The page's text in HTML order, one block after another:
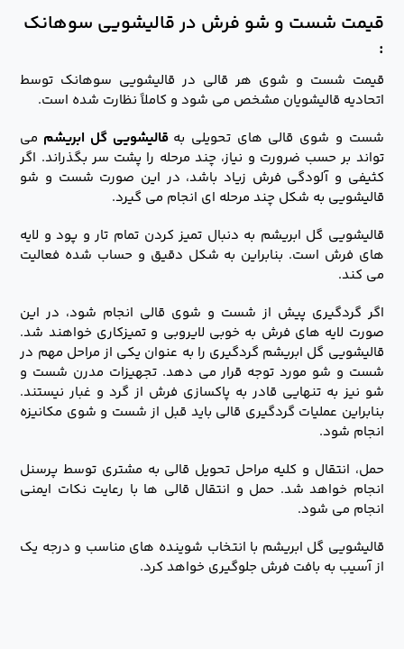
قیمت شست و شو فرش در قالیشویی سوهانک
:
قیمت شست و شوی هر قالی در قالیشویی سوهانک توسط
اتحادیه قالیشویان مشخص می شود و کاملاً نظارت شده است.
شست و شوی قالی های تحویلی بهقالیشویی گل ابریشم می
تواند بر حسب ضرورت و نیاز، چند مرحله را پشت سر بگذراند. اگر
کثیفی و آلودگی فرش زیاد باشد، در این صورت شست و شو
قالیشویی به شکل چند مرحله ای انجام می گیرد.
قالیشویی گل ابریشم به دنبال تمیز کردن تمام تار و پود و لایه
های فرش است. بنابراین به شکل دقیق و حساب شده فعالیت
می کند.
اگر گردگیری پیش از شست و شوی قالی انجام شود، در این
صورت لایه های فرش به خوبی لایروبی و تمیزکاری خواهند شد.
قالیشویی گل ابریشم گردگیری را به عنوان یکی از مراحل مهم در
شست و شو مورد توجه قرار می دهد. تجهیزات مدرن شست و
شو نیز به تنهایی قادر به پاکسازی فرش از گرد و غبار نیستند.
بنابراین عملیات گردگیری قالی باید قبل از شست و شوی مکانیزه
انجام شود.
حمل، انتقال و کلیه مراحل تحویل قالی به مشتری توسط پرسنل
انجام خواهد شد. حمل و انتقال قالی ها با رعایت نکات ایمنی
انجام می شود.
قالیشویی گل ابریشم با انتخاب شوینده های مناسب و درجه یک
از آسیب به بافت فرش جلوگیری خواهد کرد.